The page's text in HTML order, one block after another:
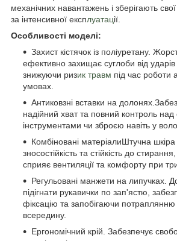
механічних навантажень і зберігають свої
за інтенсивної експлуатації.
Особливості моделі:
Захист кістячок із поліуретану.
ефективно захищає суглоби від
знижуючи ризик травм під час роботи
умовах.
Антиковзні вставки на
надійний хват та повний контроль
інструментами чи зброєю навіть у
Комбіновані матеріалиШтучна
зносостійкість та стійкість до
сприяє вентиляції та комфорту при
Регульовані манжети на липучках.
підігнати рукавички по зап'ястю,
фіксацію та запобігаючи потраплянню
всередину.
Ергономічний крій. Забезпечує